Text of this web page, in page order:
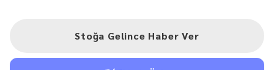
Stoğa Gelince Haber Ver